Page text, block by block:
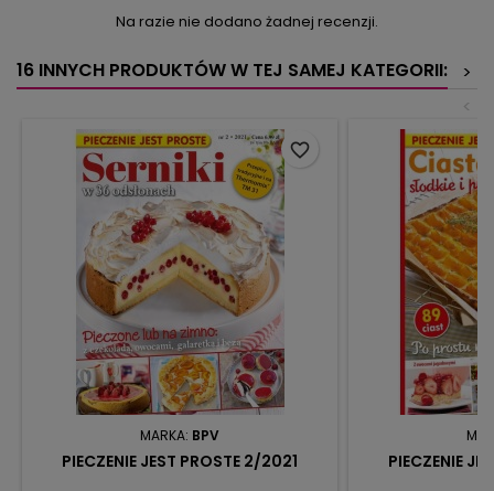
Na razie nie dodano żadnej recenzji.
16 INNYCH PRODUKTÓW W TEJ SAMEJ KATEGORII:
>
<
MARKA: BPV
PIECZENIE JEST PROSTE 2/2021
favorite_border
PIECZENIE